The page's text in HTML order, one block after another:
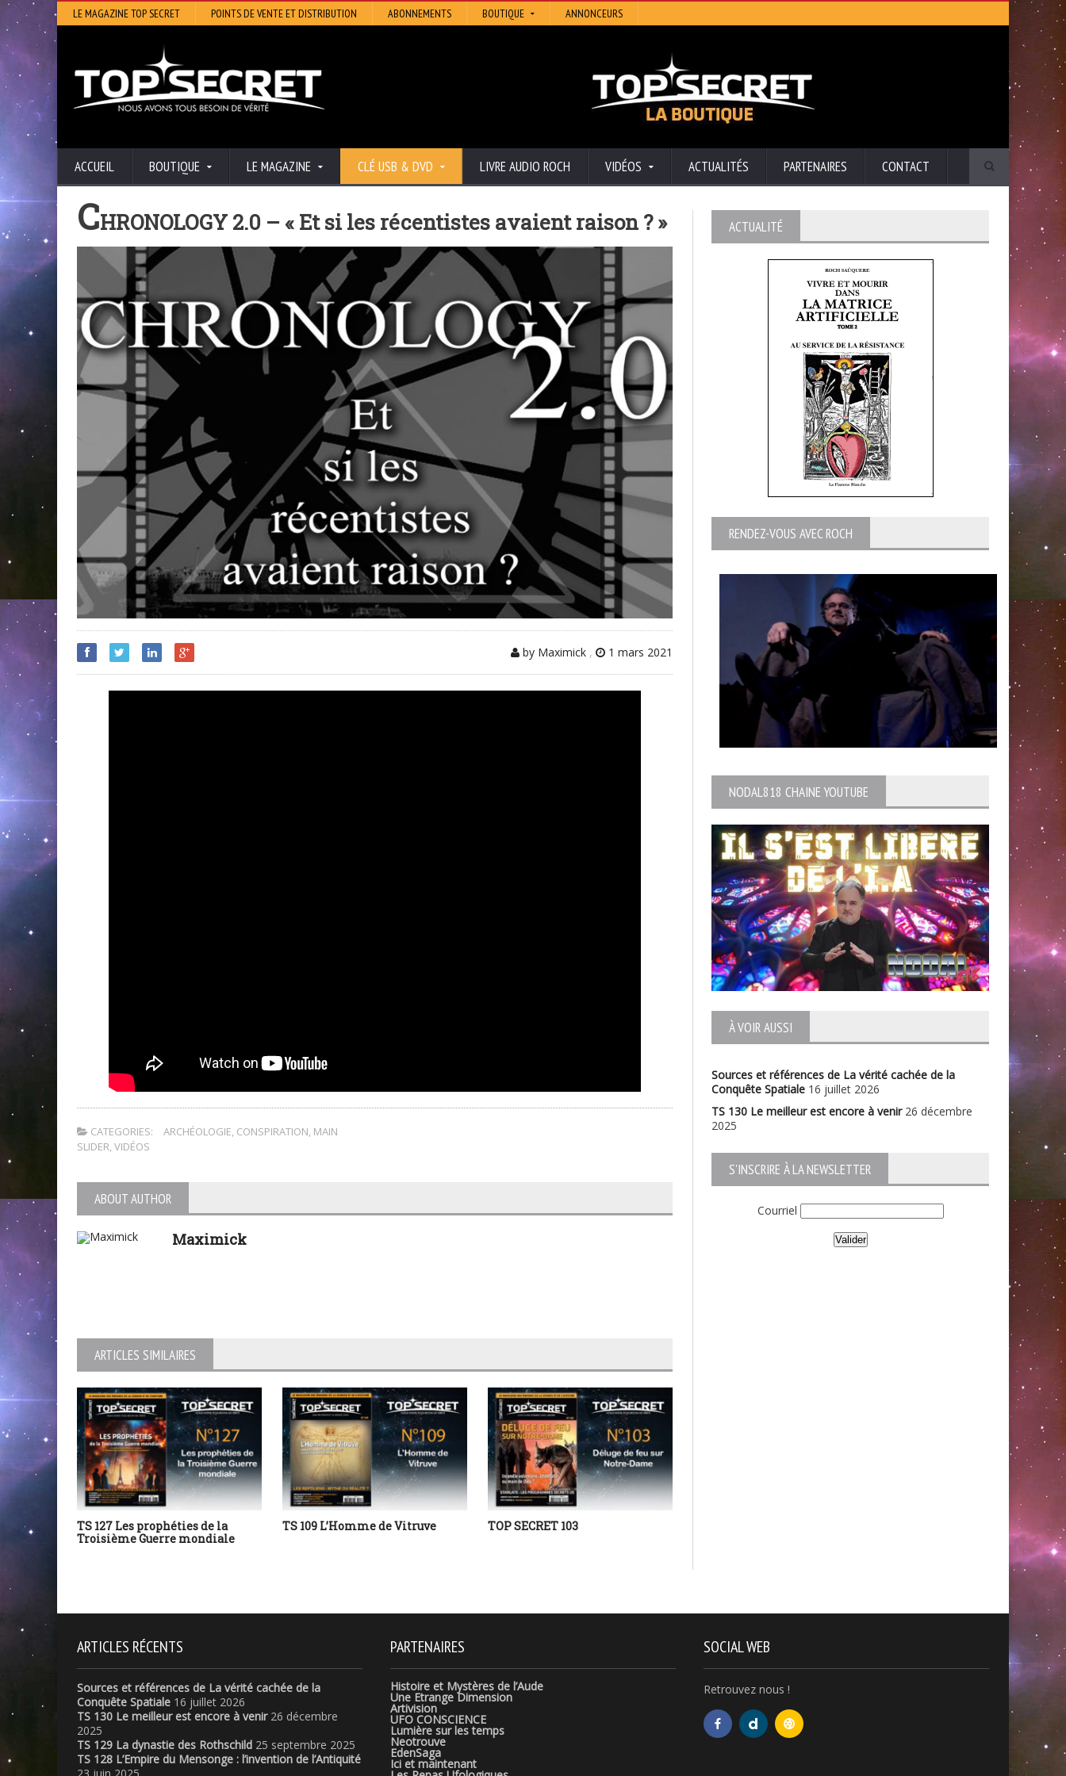
LE MAGAZINE TOP SECRET POINTS DE VENTE ET DISTRIBUTION ABONNEMENTS BOUTIQUE ANNONCEURS
ACCUEIL BOUTIQUE LE MAGAZINE CLÉ USB & DVD LIVRE AUDIO ROCH VIDÉOS ACTUALITÉS PARTENAIRES CONTACT
CHRONOLOGY 2.0 – « Et si les récentistes avaient raison ? »
by Maximick , 1 mars 2021
CATEGORIES: ARCHÉOLOGIE, CONSPIRATION, MAIN
SLIDER,VIDÉOS
ABOUT AUTHOR
Maximick
ARTICLES SIMILAIRES
TS 127 Les prophéties de la
Troisième Guerre mondiale
TS 109 L’Homme de Vitruve TOP SECRET 103
RDV AVEC ROCH – De l’autre
du miroir – Nodal818
ACTUALITÉ
RENDEZ-VOUS AVEC ROCH
NODAL818 CHAINE YOUTUBE
À VOIR AUSSI
Sources et références de La vérité cachée de la
Conquête Spatiale 16 juillet 2026
TS 130 Le meilleur est encore à venir 26 décembre
2025
S'INSCRIRE À LA NEWSLETTER
Courriel
ARTICLES RÉCENTS
Sources et références de La vérité cachée de la
Conquête Spatiale 16 juillet 2026
TS 130 Le meilleur est encore à venir 26 décembre
2025
TS 129 La dynastie des Rothschild 25 septembre 2025
TS 128 L’Empire du Mensonge : l’invention de l’Antiquité
PARTENAIRES
Histoire et Mystères de l’Aude
Une Etrange Dimension
Artivision
UFO CONSCIENCE
Lumière sur les temps
Neotrouve
EdenSaga
Ici et maintenant
SOCIAL WEB
Retrouvez nous !